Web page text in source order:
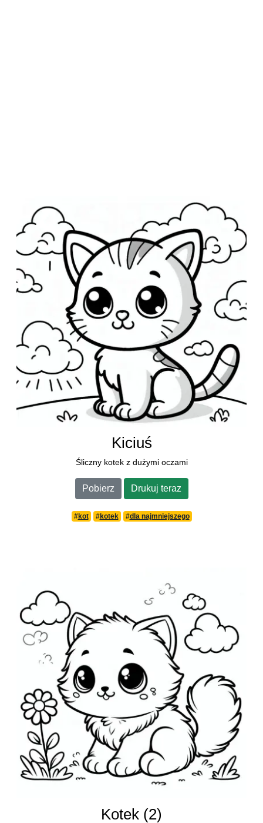
Kiciuś
Śliczny kotek z dużymi oczami
Pobierz Drukuj teraz
#kot #kotek #dla najmniejszego
Kotek (2)